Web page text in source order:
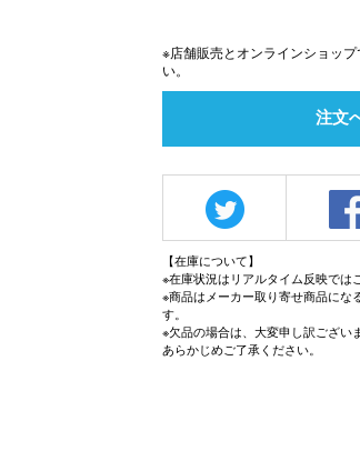
※店舗販売とオンラインショッ
い。
注文
【在庫について】
※在庫状況はリアルタイム反映では
※商品はメーカー取り寄せ商品にな
す。
※欠品の場合は、大変申し訳ござい
あらかじめご了承ください。